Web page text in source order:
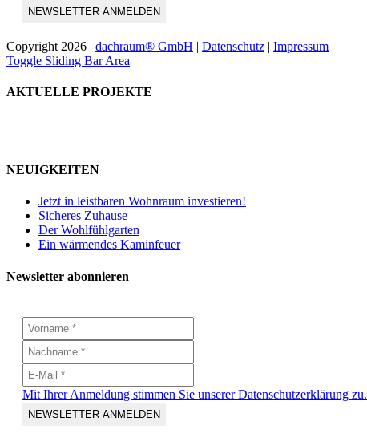
Copyright 2026 | dachraum® GmbH | Datenschutz | Impressum
Toggle Sliding Bar Area
AKTUELLE PROJEKTE
NEUIGKEITEN
Jetzt in leistbaren Wohnraum investieren!
Sicheres Zuhause
Der Wohlfühlgarten
Ein wärmendes Kaminfeuer
Newsletter abonnieren
Mit Ihrer Anmeldung stimmen Sie unserer Datenschutzerklärung zu.